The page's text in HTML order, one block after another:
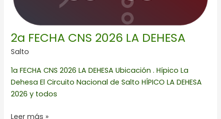
2a FECHA CNS 2026 LA DEHESA
Salto
1a FECHA CNS 2026 LA DEHESA Ubicación . Hípico La
Dehesa El Circuito Nacional de Salto HÍPICO LA DEHESA
2026 y todos
Leer más »